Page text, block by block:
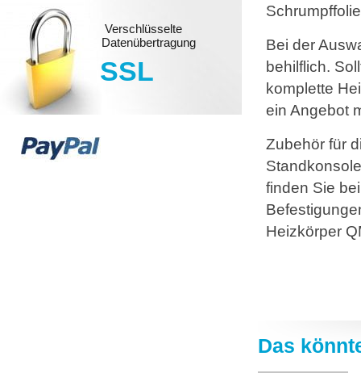
Bei der
behilflich.
komplette
ein Angebot
Zubehör für
finden Sie
Heizkörper
Das
Verschlüsselte
Datenübertragung
SSL